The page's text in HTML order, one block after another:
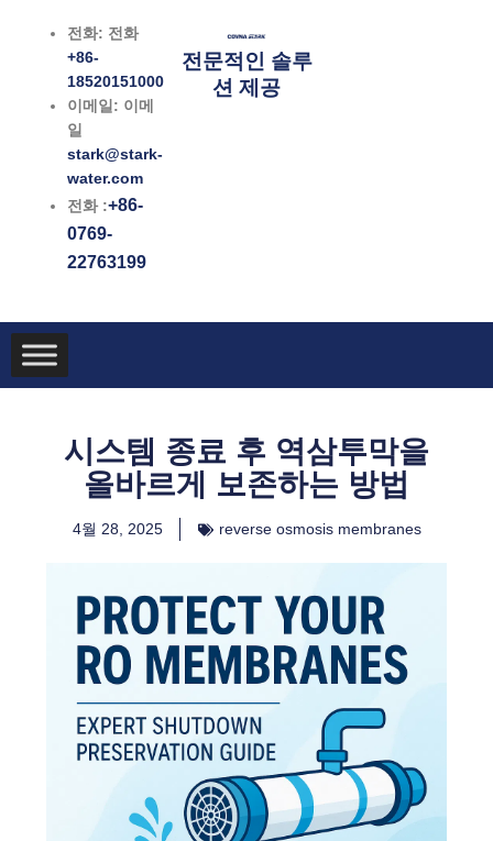
전화: 전화
+86-
18520151000
이메일: 이메
일
stark@stark-
water.com
전화 :+86-
0769-
22763199
전문적인 솔루
션 제공
시스템 종료 후 역삼투막을
올바르게 보존하는 방법
4월 28, 2025 reverse osmosis membranes